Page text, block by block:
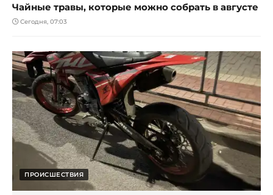
Чайные травы, которые можно собрать в августе
Сегодня, 07:03
ПРОИСШЕСТВИЯ